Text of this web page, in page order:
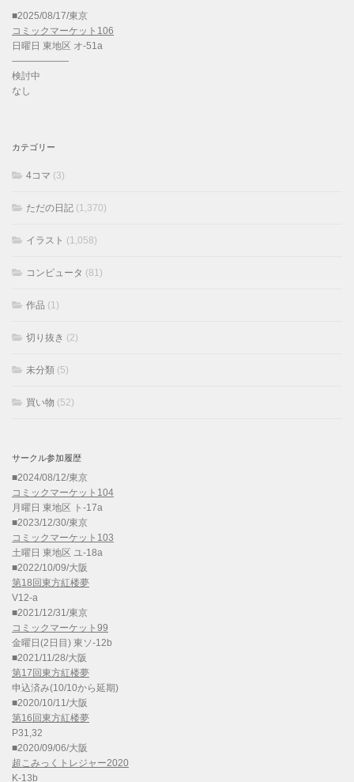
■2025/08/17/東京
コミックマーケット106
日曜日 東地区 オ-51a
——————
検討中
なし
カテゴリー
4コマ (3)
ただの日記 (1,370)
イラスト (1,058)
コンピュータ (81)
作品 (1)
切り抜き (2)
未分類 (5)
買い物 (52)
サークル参加履歴
■2024/08/12/東京
コミックマーケット104
月曜日 東地区 ト-17a
■2023/12/30/東京
コミックマーケット103
土曜日 東地区 ユ-18a
■2022/10/09/大阪
第18回東方紅楼夢
V12-a
■2021/12/31/東京
コミックマーケット99
金曜日(2日目) 東ソ-12b
■2021/11/28/大阪
第17回東方紅楼夢
申込済み(10/10から延期)
■2020/10/11/大阪
第16回東方紅楼夢
P31,32
■2020/09/06/大阪
超こみっくトレジャー2020
K-13b